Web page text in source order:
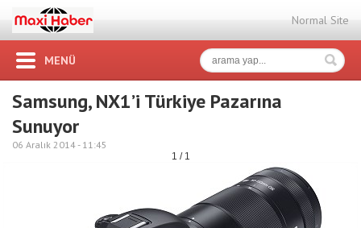
Normal Site
MENÜ
Samsung, NX1’i Türkiye Pazarına
Sunuyor
06 Aralık 2014 - 11:45
1 / 1